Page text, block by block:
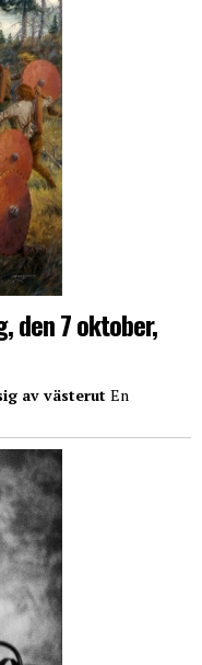
den 7 oktober,
av västerut En